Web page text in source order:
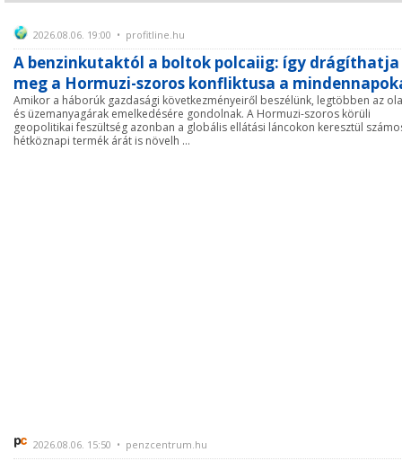
2026.08.06. 19:00 • profitline.hu
A benzinkutaktól a boltok polcaiig: így drágíthatja
meg a Hormuzi-szoros konfliktusa a
Amikor a háborúk gazdasági következményeiről beszélünk, legtöbben az
és üzemanyagárak emelkedésére gondolnak. A Hormuzi-szoros körüli
geopolitikai feszültség azonban a globális ellátási láncokon keresztül
hétköznapi termék árát is növelh ...
2026.08.06. 15:50 • penzcentrum.hu